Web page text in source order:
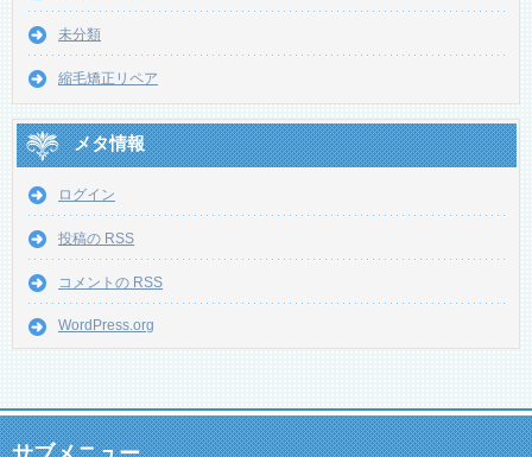
未分類
縮毛矯正リペア
メタ情報
ログイン
投稿の RSS
コメントの RSS
WordPress.org